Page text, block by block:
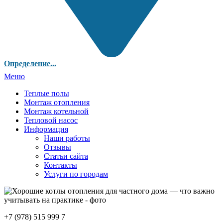
Определение...
Меню
Теплые полы
Монтаж отопления
Монтаж котельной
Тепловой насос
Информация
Наши работы
Отзывы
Статьи сайта
Контакты
Услуги по городам
+7 (978) 515 999 7